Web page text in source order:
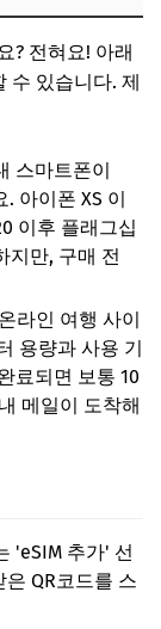
? 전혀요! 아래
수 있습니다. 제
스마트폰이
아이폰 XS 이
이후 플래그십
지만, 구매 전
라인 여행 사이
용량과 사용 기
료되면 보통 10
메일이 도착해
'eSIM 추가' 선
QR코드를 스